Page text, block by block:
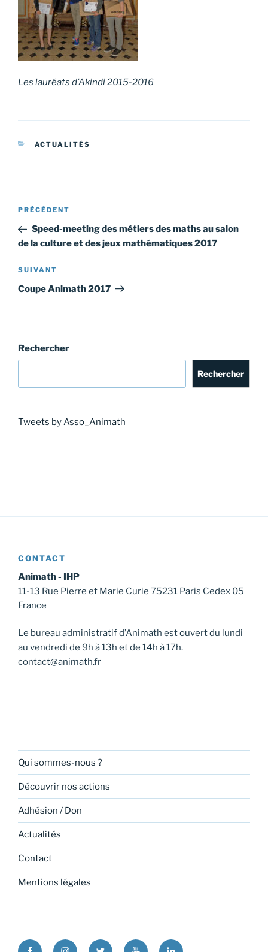
Les lauréats d’Akindi 2015-2016
CATÉGORIES
ACTUALITÉS
Navigation
l’article
Article
précédent
PRÉCÉDENT
Speed-meeting des métiers des maths au salon
de la culture et des jeux mathématiques 2017
Article
suivant
SUIVANT
Coupe Animath 2017
Rechercher
Rechercher
Tweets by Asso_Animath
CONTACT
Animath - IHP
11-13 Rue Pierre et Marie Curie 75231 Paris Cedex 05
France
Le bureau administratif d’Animath est ouvert du lundi
au vendredi de 9h à 13h et de 14h à 17h.
contact@animath.fr
Qui sommes-nous ?
Découvrir nos actions
Adhésion / Don
Actualités
Contact
Mentions légales
FacebookInstagramTwitter YoutubeLinkedin